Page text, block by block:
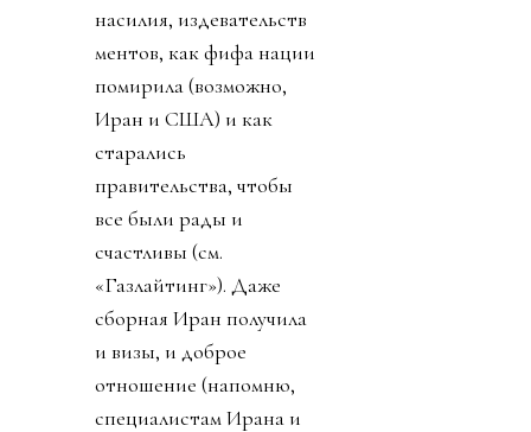
насилия, издевательств
ментов, как фифа нации
помирила (возможно,
Иран и США) и как
старались
правительства, чтобы
все были рады и
счастливы (см.
«Газлайтинг»). Даже
сборная Иран получила
и визы, и доброе
отношение (напомню,
специалистам Ирана и